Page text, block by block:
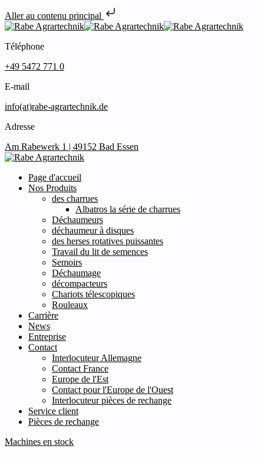
Aller au contenu principal
Téléphone
+49 5472 771 0
E-mail
info(at)rabe-agrartechnik.de
Adresse
Am Rabewerk 1 | 49152 Bad Essen
Page d'accueil
Nos Produits
des charrues
Albatros la série de charrues
Déchaumeurs
déchaumeur à disques
des herses rotatives puissantes
Travail du lit de semences
Semoirs
Déchaumage
décompacteurs
Chariots télescopiques
Rouleaux
Carrière
News
Entreprise
Contact
Interlocuteur Allemagne
Contact France
Europe de l'Est
Contact pour l'Europe de l'Ouest
Interlocuteur pièces de rechange
Service client
Pièces de rechange
Machines en stock